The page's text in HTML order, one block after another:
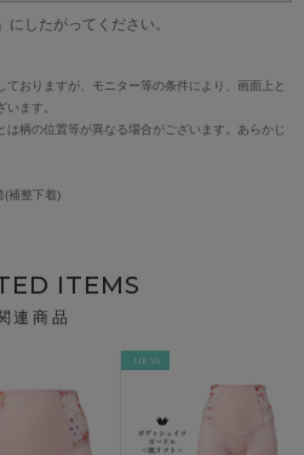
したがってください。
おりますが、モニター等の条件により、画面上と
ます。
は柄の位置等が異なる場合がございます。あらかじ
(補整下着)
ITEMS
連商品
NEW